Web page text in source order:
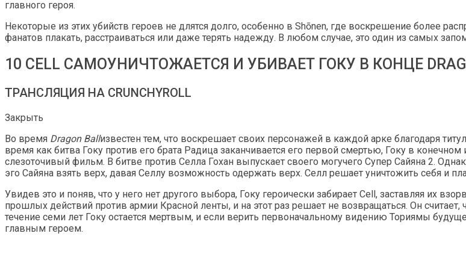
главного героя.
Некоторые из этих убийств героев не длятся долго, особенно в Shōnen, где воскрешение более
фанатов плакать, расстраиваться или даже терять надежду. В любом случае, это один из самых
10 CELL САМОУНИЧТОЖАЕТСЯ И УБИВАЕТ ГОКУ В КОНЦЕ
ТРАНСЛЯЦИЯ НА CRUNCHYROLL
Закрыть
Во время Dragon Ballизвестен тем, что воскрешает своих персонажей в каждой арке благодаря
время как битва Гоку против его брата Радица заканчивается его первой смертью, Гоку в конечном
слезоточивый фильм. В битве против Селла Гохан выпускает своего могучего Супер Сайяна 2.
эго Сайяна взять верх, давая Селлу возможность одержать верх. Селл решает уничтожить себя и
Увидев это и поняв, что у него нет другого выбора, Гоку героически забирает Cell, заставляя их
прошлых действий против армии Красной ленты, и на этот раз решает не возвращаться. Он
течение семи лет Гоку остается мертвым, и если верить первоначальному видению Ториямы
главным героем.